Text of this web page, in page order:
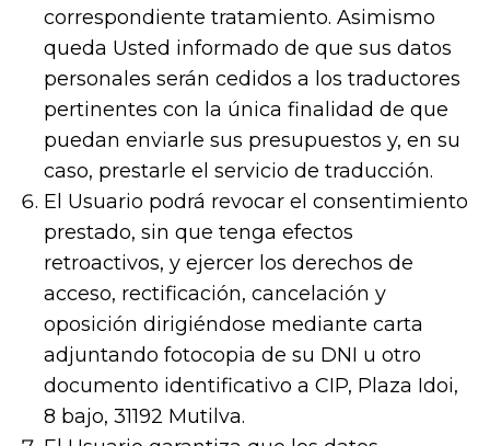
correspondiente tratamiento. Asimismo
queda Usted informado de que sus datos
personales serán cedidos a los traductores
pertinentes con la única finalidad de que
puedan enviarle sus presupuestos y, en su
caso, prestarle el servicio de traducción.
El Usuario podrá revocar el consentimiento
prestado, sin que tenga efectos
retroactivos, y ejercer los derechos de
acceso, rectificación, cancelación y
oposición dirigiéndose mediante carta
adjuntando fotocopia de su DNI u otro
documento identificativo a CIP, Plaza Idoi,
8 bajo, 31192 Mutilva.